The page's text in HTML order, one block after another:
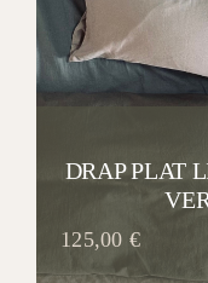
DRAP PLAT
125,00 €